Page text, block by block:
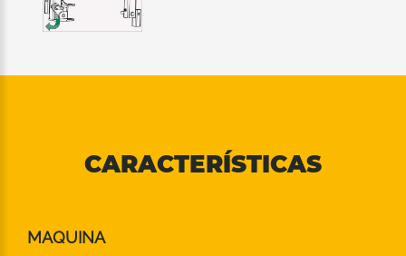
CARACTERÍSTICAS
MAQUINA